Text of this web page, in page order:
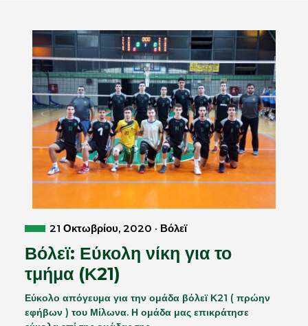
21 Οκτωβρίου, 2020 · Βόλεϊ
Βόλεϊ: Εύκολη νίκη για το
τμήμα (Κ21)
Εύκολο απόγευμα για την ομάδα βόλεϊ Κ21 ( πρώην
εφήβων ) του Μίλωνα. Η ομάδα μας επικράτησε